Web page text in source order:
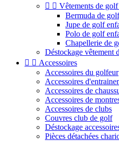
  Vêtements de
Bermuda de
Jupe de golf
Polo de golf
Chapellerie de
Déstockage vêtement
  Accessoires
Accessoires du golfeur
Accessoires
Accessoires de
Accessoires de
Accessoires de clubs
Couvres club de golf
Déstockage
Pièces détachées